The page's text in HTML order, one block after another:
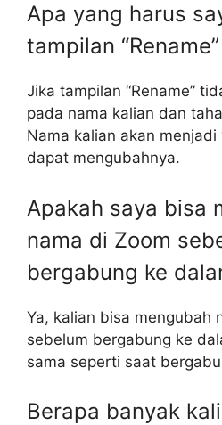
Apa yang harus
tampilan
Jika tampilan “Rename”
pada nama kalian dan
Nama kalian akan menjadi
dapat mengubahnya.
Apakah saya bisa
nama di Zoom
bergabung ke
Ya, kalian bisa mengubah
sebelum bergabung ke
sama seperti saat
Berapa banyak